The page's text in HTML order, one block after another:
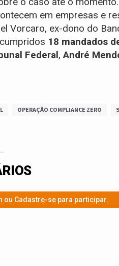
em empresas e
Vorcaro, ex-dono do
18 mandados
Federal,André
OPERAÇÃO COMPLIANCE ZERO
ou Cadastre-se para participar.